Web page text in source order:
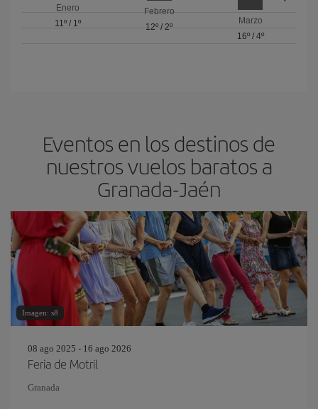
Enero
11º/ 1º
Febrero
12º / 2º
Marzo
16º/ 4º
Eventos en los destinos de
nuestros vuelos baratos a
Granada-Jaén
Imagen: s8
08 ago 2025 - 16 ago 2026
Feria de Motril
Granada